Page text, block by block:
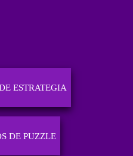
ESTRATEGIA
DE PUZZLE